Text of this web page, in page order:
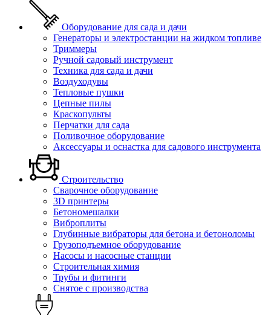
Оборудование для сада и дачи
Генераторы и электростанции на жидком топливе
Триммеры
Ручной садовый инструмент
Техника для сада и дачи
Воздуходувы
Тепловые пушки
Цепные пилы
Краскопульты
Перчатки для сада
Поливочное оборудование
Аксессуары и оснастка для садового инструмента
Строительство
Сварочное оборудование
3D принтеры
Бетономешалки
Виброплиты
Глубинные вибраторы для бетона и бетоноломы
Грузоподъемное оборудование
Насосы и насосные станции
Строительная химия
Трубы и фитинги
Снятое с производства